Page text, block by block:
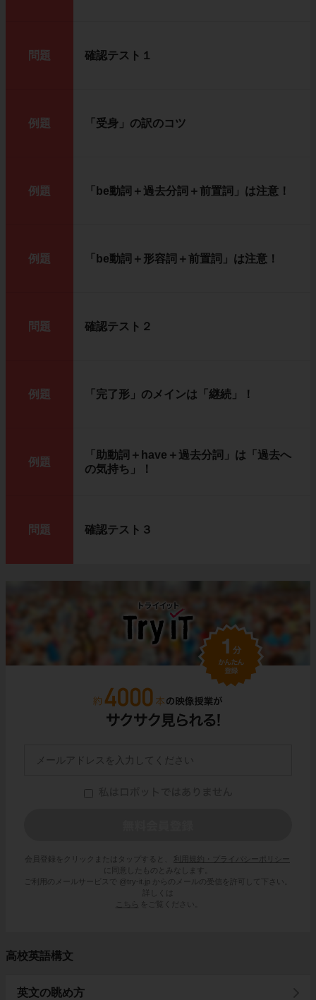
問題 確認テスト１
例題 「受身」の訳のコツ
例題 「be動詞＋過去分詞＋前置詞」は注意！
例題 「be動詞＋形容詞＋前置詞」は注意！
問題 確認テスト２
例題 「完了形」のメインは「継続」！
例題
「助動詞＋have＋過去分詞」は「過去へ
の気持ち」！
問題 確認テスト３
会員登録をクリックまたはタップすると、
利用規約・プライバシーポリシー
に同意したものとみなします。
ご利用のメールサービスで @try-it.jp からのメールの受信を許可して下さい。
詳しくは
こちら
をご覧ください。
高校英語構文
英文の眺め方